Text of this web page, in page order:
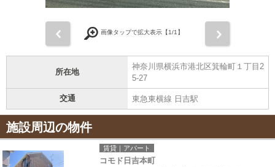
画像タップで拡大表示【1/1】
所在地
神奈川県横浜市港北区箕輪町１丁目2
5-27
交通 東急東横線 日吉駅
施設周辺の物件
賃貸｜アパート
コモド日吉本町